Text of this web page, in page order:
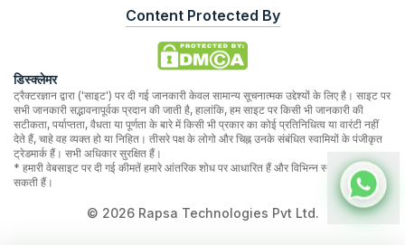
Content Protected By
डिस्क्लेमर
ट्रैक्टरज्ञान द्वारा ('साइट') पर दी गई जानकारी केवल सामान्य सूचनात्मक उद्देश्यों के लिए है। साइट पर
सभी जानकारी सद्भावनापूर्वक प्रदान की जाती है, हालांकि, हम साइट पर किसी भी जानकारी की
सटीकता, पर्याप्तता, वैधता या पूर्णता के बारे में किसी भी प्रकार का कोई प्रतिनिधित्व या वारंटी नहीं
देते हैं, चाहे वह व्यक्त हो या निहित। तीसरे पक्ष के लोगो और चिह्न उनके संबंधित स्वामियों के पंजीकृत
ट्रेडमार्क हैं। सभी अधिकार सुरक्षित हैं।
* हमारी वेबसाइट पर दी गई कीमतें हमारे आंतरिक शोध पर आधारित हैं और विभिन्न स्थानों पर भिन्न हो
सकती हैं।
© 2026Rapsa Technologies Pvt Ltd.